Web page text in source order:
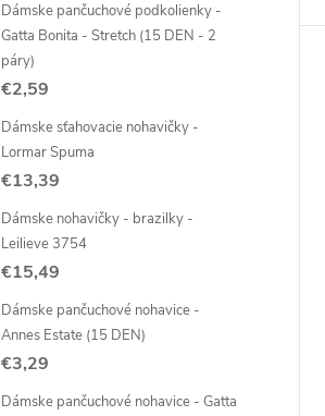
Dámske pančuchové podkolienky -
Gatta Bonita - Stretch (15 DEN - 2
páry)
€2,59
Dámske sťahovacie nohavičky -
Lormar Spuma
€13,39
Dámske nohavičky - brazilky -
Leilieve 3754
€15,49
Dámske pančuchové nohavice -
Annes Estate (15 DEN)
€3,29
Dámske pančuchové nohavice - Gatta